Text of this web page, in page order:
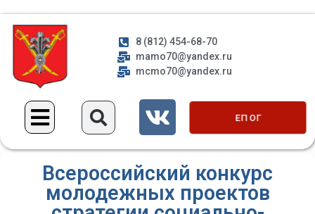
8 (812) 454-68-70
mamo70@yandex.ru
mcmo70@yandex.ru
ЕП ОГ
Всероссийский конкурс
молодежных проектов